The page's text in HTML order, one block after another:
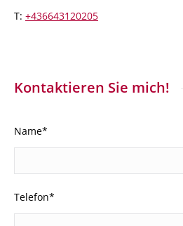
T: +436643120205
Kontaktieren Sie mich!
Name*
Telefon*